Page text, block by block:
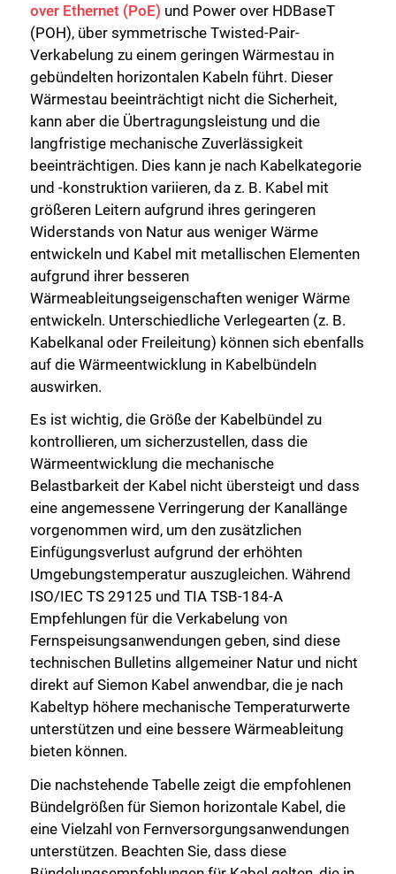
over Ethernet (PoE) und Power over HDBaseT
(POH), über symmetrische Twisted-Pair-
Verkabelung zu einem geringen Wärmestau in
gebündelten horizontalen Kabeln führt. Dieser
Wärmestau beeinträchtigt nicht die Sicherheit,
kann aber die Übertragungsleistung und die
langfristige mechanische Zuverlässigkeit
beeinträchtigen. Dies kann je nach Kabelkategorie
und -konstruktion variieren, da z. B. Kabel mit
größeren Leitern aufgrund ihres geringeren
Widerstands von Natur aus weniger Wärme
entwickeln und Kabel mit metallischen Elementen
aufgrund ihrer besseren
Wärmeableitungseigenschaften weniger Wärme
entwickeln. Unterschiedliche Verlegearten (z. B.
Kabelkanal oder Freileitung) können sich ebenfalls
auf die Wärmeentwicklung in Kabelbündeln
auswirken.
Es ist wichtig, die Größe der Kabelbündel zu
kontrollieren, um sicherzustellen, dass die
Wärmeentwicklung die mechanische
Belastbarkeit der Kabel nicht übersteigt und dass
eine angemessene Verringerung der Kanallänge
vorgenommen wird, um den zusätzlichen
Einfügungsverlust aufgrund der erhöhten
Umgebungstemperatur auszugleichen. Während
ISO/IEC TS 29125 und TIA TSB-184-A
Empfehlungen für die Verkabelung von
Fernspeisungsanwendungen geben, sind diese
technischen Bulletins allgemeiner Natur und nicht
direkt auf Siemon Kabel anwendbar, die je nach
Kabeltyp höhere mechanische Temperaturwerte
unterstützen und eine bessere Wärmeableitung
bieten können.
Die nachstehende Tabelle zeigt die empfohlenen
Bündelgrößen für Siemon horizontale Kabel, die
eine Vielzahl von Fernversorgungsanwendungen
unterstützen. Beachten Sie, dass diese